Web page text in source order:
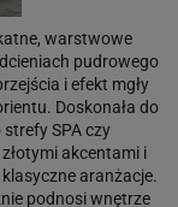
warstwowe
pudrowego
i efekt mgły
Doskonała do
SPA czy
akcentami i
aranżacje.
podnosi wnętrze